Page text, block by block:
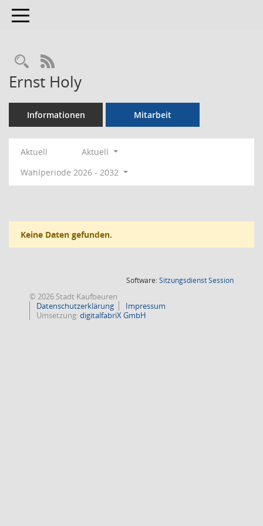
Toggle navigation
Rechercheauswahl
RSS-Feed
Ernst Holy
Informationen Mitarbeit
Aktuell
Aktuell
Wahlperiode 2026 - 2032
Keine Daten gefunden.
Software:SitzungsdienstSession(Wird in
© 2026 Stadt Kaufbeuren
Datenschutzerklärung
Impressum
Umsetzung:digitalfabriX GmbH